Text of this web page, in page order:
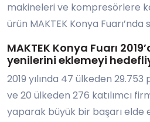
makineleri ve kompresörlere
ürün MAKTEK Konya Fuarı’nda
MAKTEK Konya Fuarı
yenilerini eklemeyi
2019 yılında 47 ülkeden
ve 20 ülkeden 276 katılımcı
yaparak büyük bir başarı elde